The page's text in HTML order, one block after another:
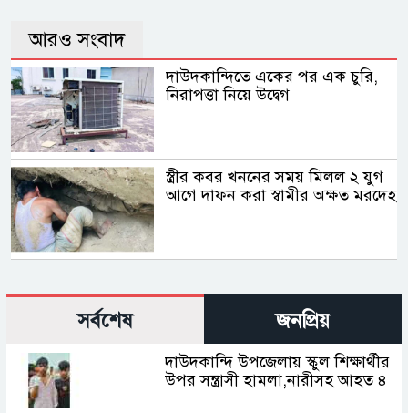
আরও সংবাদ
দাউদকান্দিতে একের পর এক চুরি,
নিরাপত্তা নিয়ে উদ্বেগ
স্ত্রীর কবর খননের সময় মিলল ২ যুগ
আগে দাফন করা স্বামীর অক্ষত মরদেহ
সর্বশেষ জনপ্রিয়
দাউদকান্দি উপজেলায় স্কুল শিক্ষার্থীর
উপর সন্ত্রাসী হামলা,নারীসহ আহত ৪